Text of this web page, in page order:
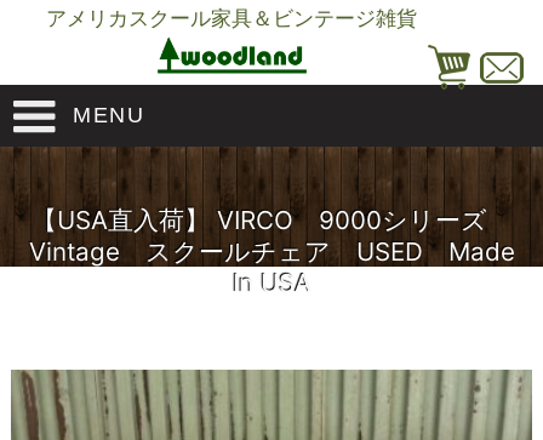
アメリカスクール家具＆ビンテージ雑貨
MENU
【USA直入荷】 VIRCO 9000シリーズ
Vintage スクールチェア USED Made
In USA